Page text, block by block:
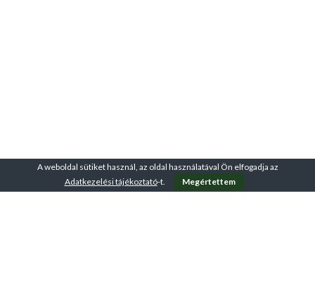
A weboldal sütiket használ, az oldal használatával Ön elfogadja az
Adatkezelési tájékoztató-t. Megértettem